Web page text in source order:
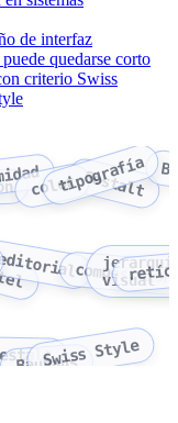
de interfaz
quedarse corto
criterio Swiss
colortipografía
Gestalt
composición
visual
Bauhaus
Swiss Style